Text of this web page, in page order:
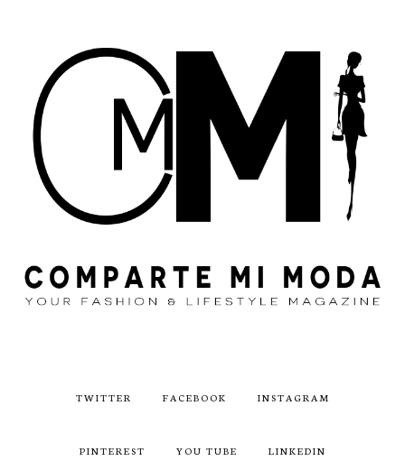
TWITTER FACEBOOK INSTAGRAM
PINTEREST YOU TUBE LINKEDIN